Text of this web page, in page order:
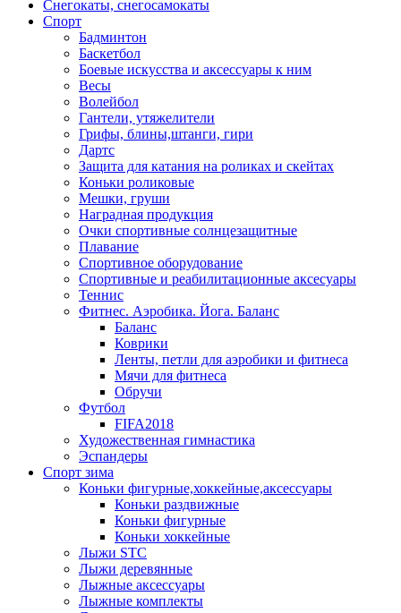
Снегокаты, снегосамокаты
Спорт
Бадминтон
Баскетбол
Боевые искусства и аксессуары к ним
Весы
Волейбол
Гантели, утяжелители
Грифы, блины,штанги, гири
Дартс
Защита для катания на роликах и скейтах
Коньки роликовые
Мешки, груши
Наградная продукция
Очки спортивные солнцезащитные
Плавание
Спортивное оборудование
Спортивные и реабилитационные аксесуары
Теннис
Фитнес. Аэробика. Йога. Баланс
Баланс
Коврики
Ленты, петли для аэробики и фитнеса
Мячи для фитнеса
Обручи
Футбол
FIFA2018
Художественная гимнастика
Эспандеры
Спорт зима
Коньки фигурные,хоккейные,аксессуары
Коньки раздвижные
Коньки фигурные
Коньки хоккейные
Лыжи STC
Лыжи деревянные
Лыжные аксессуары
Лыжные комплекты